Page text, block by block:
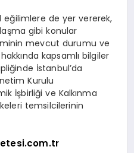
eğilimlere de yer vererek,
gibi konular
mevcut durumu ve
kapsamlı bilgiler
İstanbul’da
Kurulu
İşbirliği ve Kalkınma
temsilcilerinin